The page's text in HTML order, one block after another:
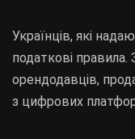
Українців, які
податкові правила.
орендодавців,
з цифрових